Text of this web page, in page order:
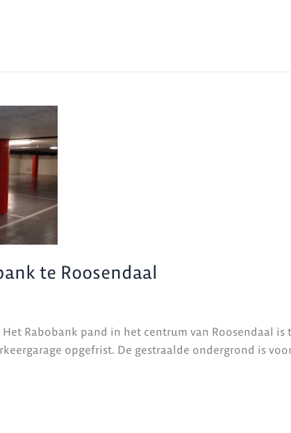
te Roosendaal
Rabobank pand in het centrum van Roosendaal
opgefrist. De gestraalde ondergrond is